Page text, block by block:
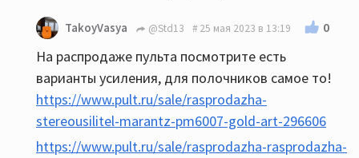
TakoyVasya @Std13 25 мая 2023 в 13:19 0
На распродаже пульта посмотрите есть
варианты усиления, для полочников самое то!
https://www.pult.ru/sale/rasprodazha-
stereousilitel-marantz-pm6007-gold-art-296606
https://www.pult.ru/sale/rasprodazha-rasprodazha-